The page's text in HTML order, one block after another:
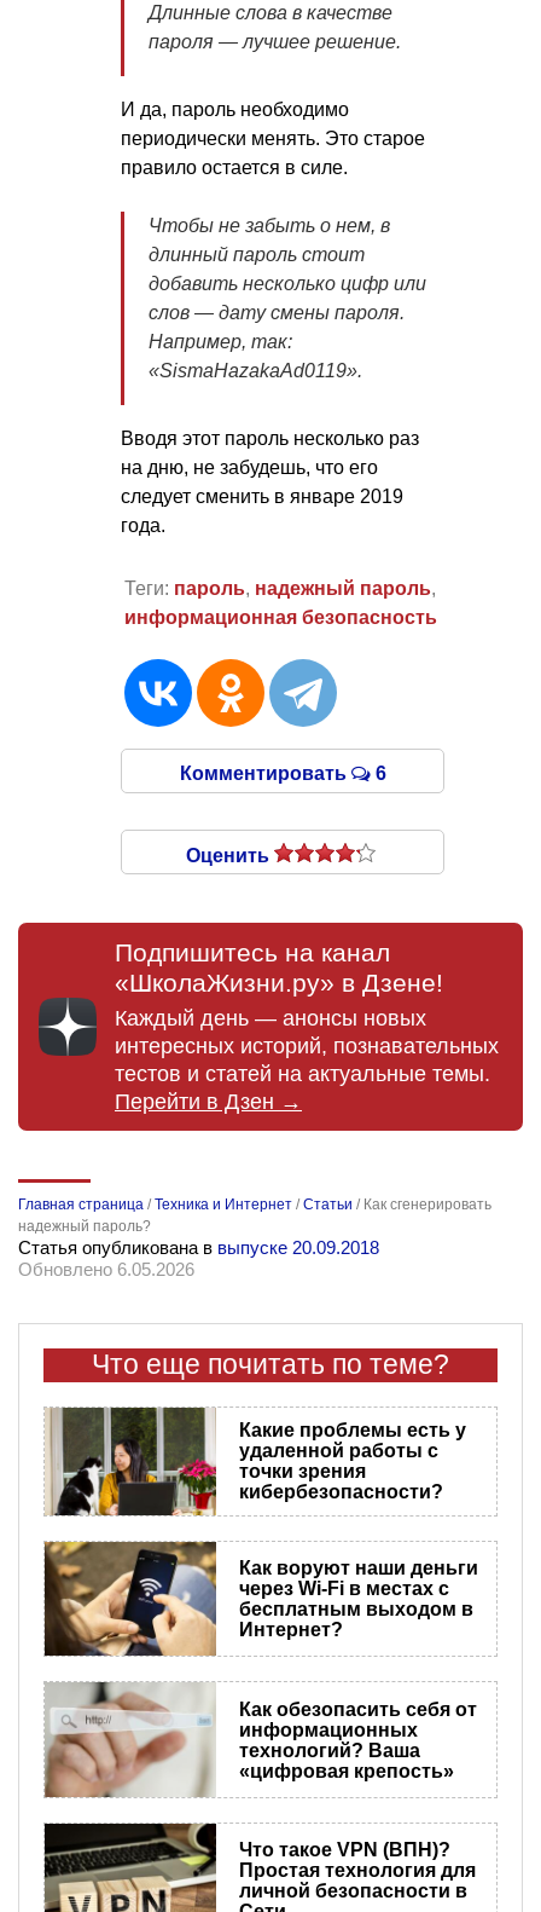
Длинные слова в качестве
пароля — лучшее решение.
И да, пароль необходимо
периодически менять. Это старое
правило остается в силе.
Чтобы не забыть о нем, в
длинный пароль стоит
добавить несколько цифр или
слов — дату смены пароля.
Например, так:
«SismaHazakaAd0119».
Вводя этот пароль несколько раз
на дню, не забудешь, что его
следует сменить в январе 2019
года.
Теги: пароль, надежный пароль,
информационная безопасность
Комментировать 6
Оценить
Подпишитесь на канал
«ШколаЖизни.ру» в Дзене!
Каждый день — анонсы новых
интересных историй, познавательных
тестов и статей на актуальные темы.
Перейти в Дзен →
Главная страница /Техника и Интернет /Статьи / Как сгенерировать
надежный пароль?
Статья опубликована в выпуске 20.09.2018
Обновлено 6.05.2026
Что еще почитать по теме?
Какие проблемы есть у
удаленной работы с
точки зрения
кибербезопасности?
Как воруют наши деньги
через Wi-Fi в местах с
бесплатным выходом в
Интернет?
Как обезопасить себя от
информационных
технологий? Ваша
«цифровая крепость»
Что такое VPN (ВПН)?
Простая технология для
личной безопасности в